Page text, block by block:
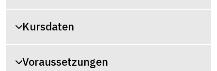
Kursdaten
Voraussetzungen